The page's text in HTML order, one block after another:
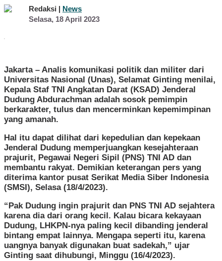
kepada
Rakyat
Redaksi | News
Selasa, 18 April 2023oleh
Redaksi
Jakarta – Analis komunikasi politik dan militer dari
Universitas Nasional (Unas), Selamat Ginting menilai,
Kepala Staf TNI Angkatan Darat (KSAD) Jenderal
Dudung Abdurachman adalah sosok pemimpin
berkarakter, tulus dan mencerminkan kepemimpinan
yang amanah.
Hal itu dapat dilihat dari kepedulian dan kepekaan
Jenderal Dudung memperjuangkan kesejahteraan
prajurit, Pegawai Negeri Sipil (PNS) TNI AD dan
membantu rakyat. Demikian keterangan pers yang
diterima kantor pusat Serikat Media Siber Indonesia
(SMSI), Selasa (18/4/2023).
“Pak Dudung ingin prajurit dan PNS TNI AD sejahtera
karena dia dari orang kecil. Kalau bicara kekayaan
Dudung, LHKPN-nya paling kecil dibanding jenderal
bintang empat lainnya. Mengapa seperti itu, karena
uangnya banyak digunakan buat sadekah,” ujar
Ginting saat dihubungi, Minggu (16/4/2023).